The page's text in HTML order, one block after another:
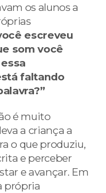
os alunos a
escreveu
som você
faltando
é muito
a criança a
o que produziu,
e perceber
e avançar. Em
própria